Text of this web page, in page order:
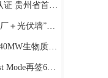
“零碳工厂”诞生-速读
墙”项目开工
目2#机组并网发电成功
燃料电池模组订单